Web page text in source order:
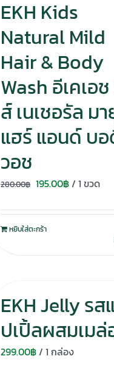
EKH Kids
Natural Mild
Hair & Body
Wash อีเคเอ
ส์ เนเชอรัล ม
แฮร์ แอนด์ บ
วอช
280.00฿ Original
was:
280.00฿.
195.00฿Current
is:
/ 1 ขวด
หยิบใส่ตะกร้า
EKH Jelly รส
ปเปิ้ลผสมเมล่
299.00฿/ 1 กล่อง